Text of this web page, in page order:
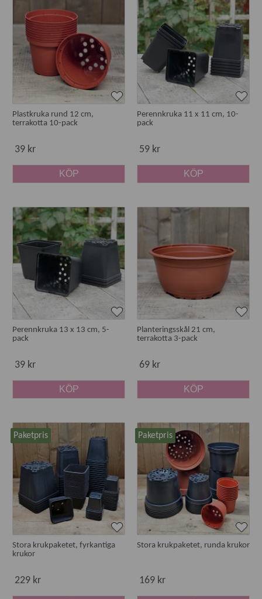
Plastkruka rund 12 cm,
terrakotta 10-pack
39 kr
KÖP
Perennkruka 11 x 11 cm, 10-
pack
59 kr
KÖP
Perennkruka 13 x 13 cm, 5-
pack
39 kr
KÖP
Planteringsskål 21 cm,
terrakotta 3-pack
69 kr
KÖP
Paketpris
Stora krukpaketet, fyrkantiga
krukor
229 kr
Paketpris
Stora krukpaketet, runda krukor
169 kr